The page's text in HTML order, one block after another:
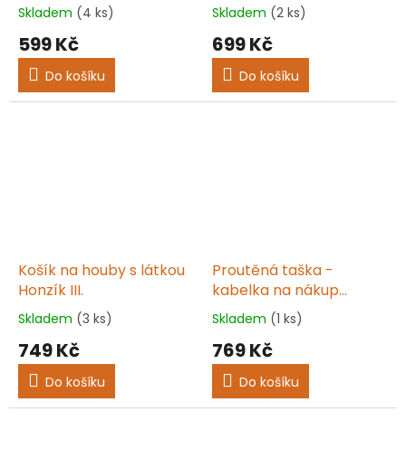
Průměrné
hodnocení
produktu
5,0
z
Skladem (4 ks)
599 Kč
Do košíku
Průměrné
hodnocení
produktu
5,0
z
Skladem (2 ks)
699 Kč
Do košíku
Košík na houby s látkou
Honzík III.
Průměrné
hodnocení
produktu
5,0
z
Skladem (3 ks)
749 Kč
Do košíku
Proutěná taška -
kabelka na nákup
ELEGANT VI.
Průměrné
hodnocení
produktu
5,0
z
Skladem (1 ks)
769 Kč
Do košíku